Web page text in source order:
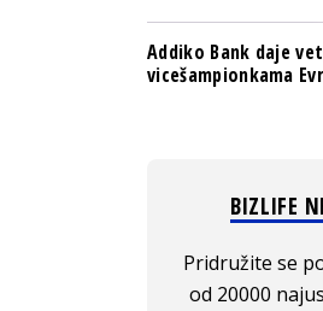
Addiko Bank daje
vicešampionkama
BIZLIFE
Pridružite se
od 20000